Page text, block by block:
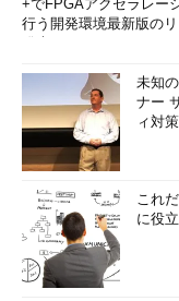
+でFPGAアクセラレー
行う開発環境最新版の
未知
ナー
ィ対策
これ
に役